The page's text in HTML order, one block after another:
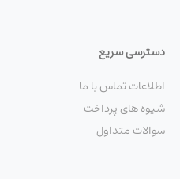
دسترسی سریع
اطلاعات تماس با ما
شیوه های پرداخت
سوالات متداول